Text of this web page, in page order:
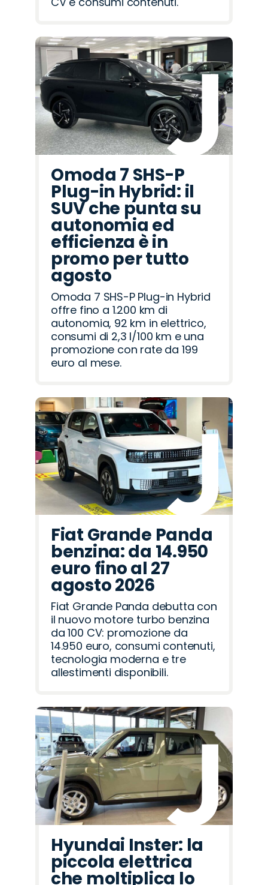
Omoda 7 SHS-P
Plug-in Hybrid: il
SUV che punta su
autonomia ed
efficienza è in
promo per tutto
agosto
Omoda 7 SHS-P Plug-in Hybrid
offre fino a 1.200 km di
autonomia, 92 km in elettrico,
consumi di 2,3 l/100 km e una
promozione con rate da 199
euro al mese.
Fiat Grande Panda
benzina: da 14.950
euro fino al 27
agosto 2026
Fiat Grande Panda debutta con
il nuovo motore turbo benzina
da 100 CV: promozione da
14.950 euro, consumi contenuti,
tecnologia moderna e tre
allestimenti disponibili.
Hyundai Inster: la
piccola elettrica
che moltiplica lo